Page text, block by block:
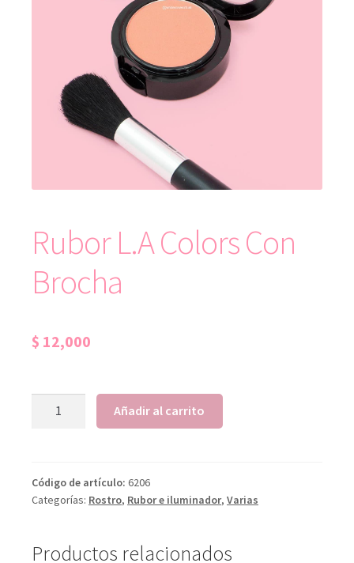
Rubor L.A Colors Con
Brocha
$ 12,000
Añadir al carrito
Código de artículo: 6206
Categorías: Rostro, Rubor e iluminador, Varias
Productos relacionados